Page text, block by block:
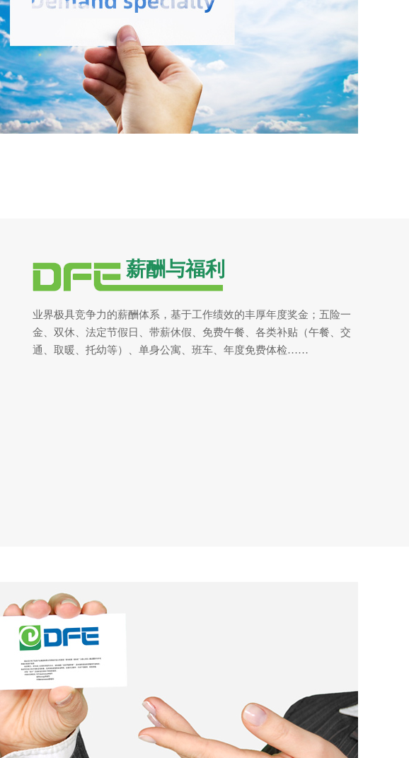
薪酬与福利
业界极具竞争力的薪酬体系，基于工作绩效的丰厚年度奖金；五险一
金、双休、法定节假日、带薪休假、免费午餐、各类补贴（午餐、交
通、取暖、托幼等）、单身公寓、班车、年度免费体检……